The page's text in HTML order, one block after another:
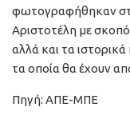
φωτογραφήθηκαν
Αριστοτέλη με
αλλά και τα ιστορικά
τα οποία θα έχουν
Πηγή: ΑΠΕ-ΜΠΕ